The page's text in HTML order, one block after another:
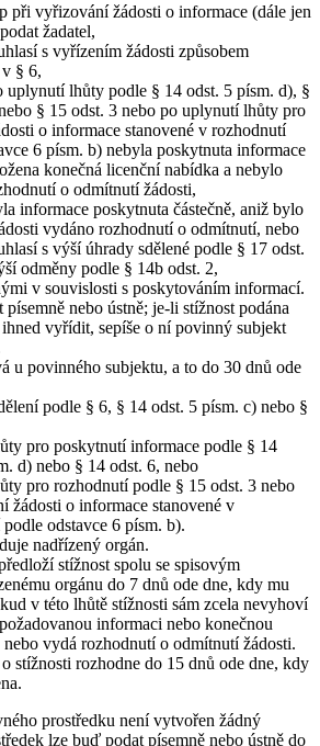
při vyřizování žádosti o informace (dále jen
žadatel,
s vyřízením žádosti způsobem
§ 6,
uplynutí lhůty podle § 14 odst. 5 písm. d), §
§ 15 odst. 3 nebo po uplynutí lhůty pro
o informace stanovené v rozhodnutí
6 písm. b) nebyla poskytnuta informace
konečná licenční nabídka a nebylo
o odmítnutí žádosti,
informace poskytnuta částečně, aniž bylo
vydáno rozhodnutí o odmítnutí, nebo
s výší úhrady sdělené podle § 17 odst.
odměny podle § 14b odst. 2,
v souvislosti s poskytováním informací.
písemně nebo ústně; je-li stížnost podána
vyřídit, sepíše o ní povinný subjekt
u povinného subjektu, a to do 30 dnů ode
podle § 6, § 14 odst. 5 písm. c) nebo §
pro poskytnutí informace podle § 14
d) nebo § 14 odst. 6, nebo
pro rozhodnutí podle § 15 odst. 3 nebo
žádosti o informace stanovené v
odstavce 6 písm. b).
nadřízený orgán.
stížnost spolu se spisovým
orgánu do 7 dnů ode dne, kdy mu
v této lhůtě stížnosti sám zcela nevyhoví
informaci nebo konečnou
vydá rozhodnutí o odmítnutí žádosti.
stížnosti rozhodne do 15 dnů ode dne, kdy
prostředku není vytvořen žádný
lze buď podat písemně nebo ústně do